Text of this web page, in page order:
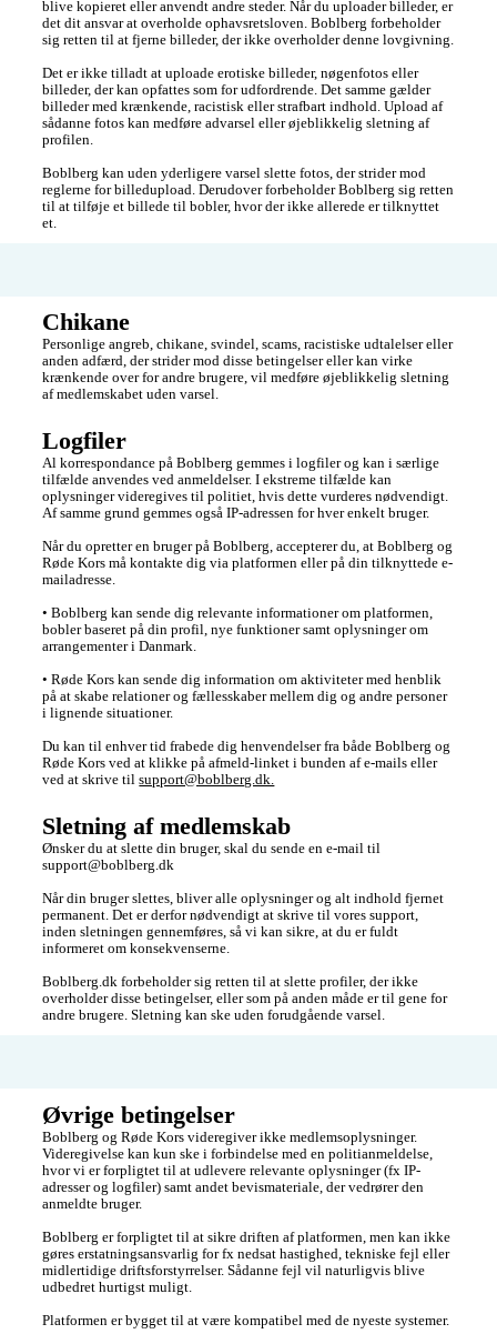
blive kopieret eller anvendt andre steder. Når du uploader billeder, er
det dit ansvar at overholde ophavsretsloven. Boblberg forbeholder
sig retten til at fjerne billeder, der ikke overholder denne lovgivning.
Det er ikke tilladt at uploade erotiske billeder, nøgenfotos eller
billeder, der kan opfattes som for udfordrende. Det samme gælder
billeder med krænkende, racistisk eller strafbart indhold. Upload af
sådanne fotos kan medføre advarsel eller øjeblikkelig sletning af
profilen.
Boblberg kan uden yderligere varsel slette fotos, der strider mod
reglerne for billedupload. Derudover forbeholder Boblberg sig retten
til at tilføje et billede til bobler, hvor der ikke allerede er tilknyttet
et.
Chikane
Personlige angreb, chikane, svindel, scams, racistiske udtalelser eller
anden adfærd, der strider mod disse betingelser eller kan virke
krænkende over for andre brugere, vil medføre øjeblikkelig sletning
af medlemskabet uden varsel.
Logfiler
Al korrespondance på Boblberg gemmes i logfiler og kan i særlige
tilfælde anvendes ved anmeldelser. I ekstreme tilfælde kan
oplysninger videregives til politiet, hvis dette vurderes nødvendigt.
Af samme grund gemmes også IP-adressen for hver enkelt bruger.
Når du opretter en bruger på Boblberg, accepterer du, at Boblberg og
Røde Kors må kontakte dig via platformen eller på din tilknyttede e-
mailadresse.
• Boblberg kan sende dig relevante informationer om platformen,
bobler baseret på din profil, nye funktioner samt oplysninger om
arrangementer i Danmark.
• Røde Kors kan sende dig information om aktiviteter med henblik
på at skabe relationer og fællesskaber mellem dig og andre personer
i lignende situationer.
Du kan til enhver tid frabede dig henvendelser fra både Boblberg og
Røde Kors ved at klikke på afmeld-linket i bunden af e-mails eller
ved at skrive til support@boblberg.dk.
Sletning af medlemskab
Ønsker du at slette din bruger, skal du sende en e-mail til
support@boblberg.dk
Når din bruger slettes, bliver alle oplysninger og alt indhold fjernet
permanent. Det er derfor nødvendigt at skrive til vores support,
inden sletningen gennemføres, så vi kan sikre, at du er fuldt
informeret om konsekvenserne.
Boblberg.dk forbeholder sig retten til at slette profiler, der ikke
overholder disse betingelser, eller som på anden måde er til gene for
andre brugere. Sletning kan ske uden forudgående varsel.
Øvrige betingelser
Boblberg og Røde Kors videregiver ikke medlemsoplysninger.
Videregivelse kan kun ske i forbindelse med en politianmeldelse,
hvor vi er forpligtet til at udlevere relevante oplysninger (fx IP-
adresser og logfiler) samt andet bevismateriale, der vedrører den
anmeldte bruger.
Boblberg er forpligtet til at sikre driften af platformen, men kan ikke
gøres erstatningsansvarlig for fx nedsat hastighed, tekniske fejl eller
midlertidige driftsforstyrrelser. Sådanne fejl vil naturligvis blive
udbedret hurtigst muligt.
Platformen er bygget til at være kompatibel med de nyeste systemer.